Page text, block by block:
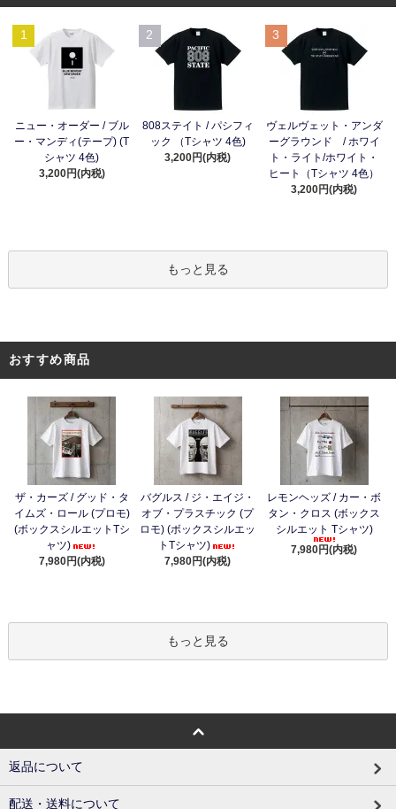
1
ニュー・オーダー / ブル
ー・マンディ(テープ) (T
シャツ 4色)
3,200円(内税)
2
808ステイト / パシフィ
ック （Tシャツ 4色)
3,200円(内税)
3
ヴェルヴェット・アンダ
ーグラウンド / ホワイ
ト・ライト/ホワイト・
ヒート（Tシャツ 4色）
3,200円(内税)
もっと見る
おすすめ商品
ザ・カーズ / グッド・タ
イムズ・ロール (プロモ)
(ボックスシルエットTシ
ャツ)
7,980円(内税)
バグルス / ジ・エイジ・
オブ・プラスチック (プ
ロモ) (ボックスシルエッ
トTシャツ)
7,980円(内税)
レモンヘッズ / カー・ボ
タン・クロス (ボックス
シルエット Tシャツ)
7,980円(内税)
もっと見る
返品について
配送・送料について